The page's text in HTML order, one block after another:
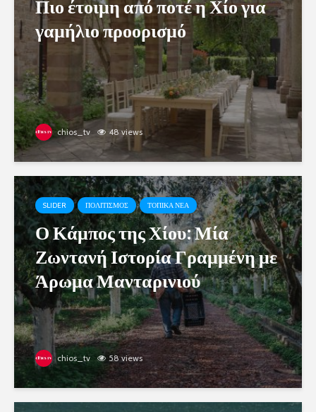
Πιο έτοιμη από ποτέ η Χίο για
γαμήλιο προορισμό
chios_tv 48 views
SLIDER ΠΟΛΙΤΙΣΜΟΣ ΤΟΠΙΚΑ ΝΕΑ
Ο Κάμπος της Χίου: Μία
Ζωντανή Ιστορία Γραμμένη με
Άρωμα Μανταρινιού
chios_tv 58 views